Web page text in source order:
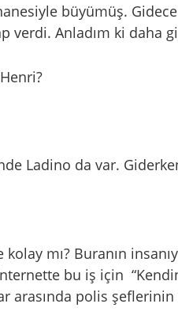
büyümüş.
verdi. Anladım ki daha
Ladino da var.
mı? Buranın
bu iş için
arasında polis